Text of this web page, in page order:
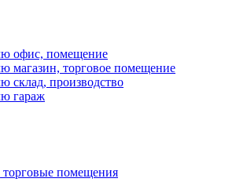
офис, помещение
магазин, торговое помещение
склад, производство
гараж
помещения